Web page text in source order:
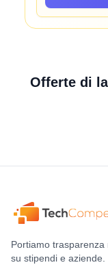
Offerte di
Portiamo
su stipendi e aziende.